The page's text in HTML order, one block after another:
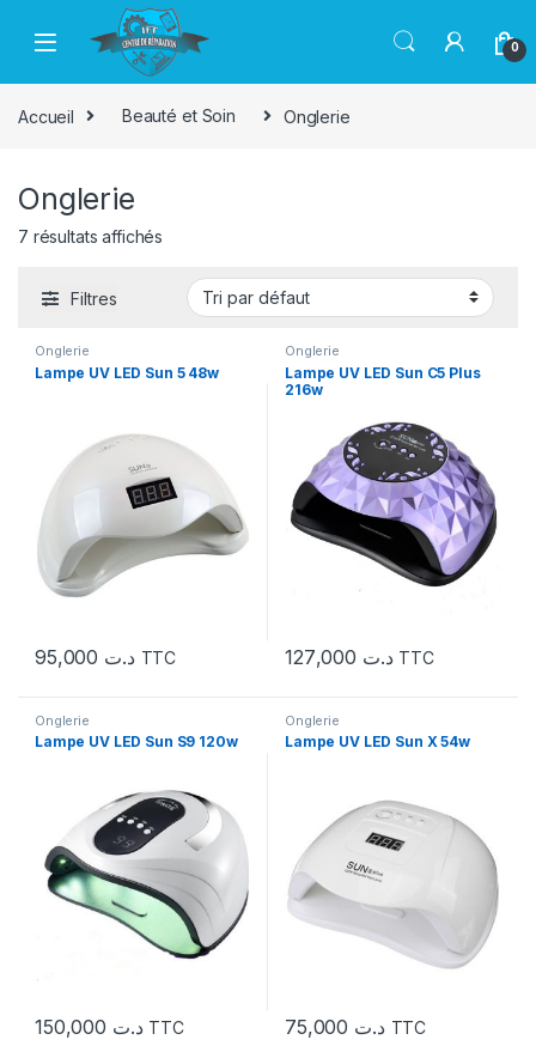
Passer à la navigation
Aller au contenu
0
Accueil Beauté et Soin Onglerie
Onglerie
7 résultats affichés
Filtres
Onglerie
Lampe UV LED Sun 5 48w
د.ت TTC
Onglerie
Lampe UV LED Sun C5 Plus
216w
د.ت TTC
Onglerie
Lampe UV LED Sun S9 120w
د.ت TTC
Onglerie
Lampe UV LED Sun X 54w
د.ت TTC